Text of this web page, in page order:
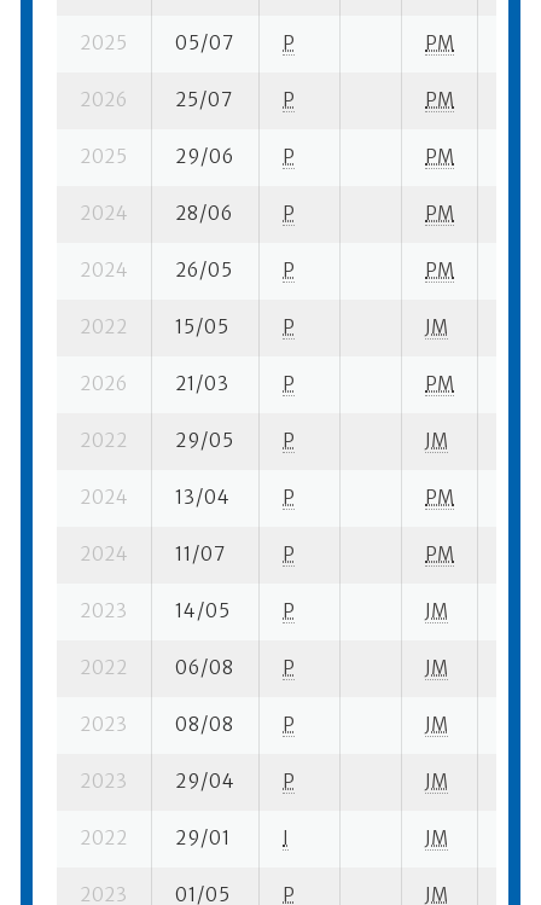
2025 05/07 P PM
2026 25/07 P PM
2025 29/06 P PM
2024 28/06 P PM
2024 26/05 P PM
2022 15/05 P JM
2026 21/03 P PM
2022 29/05 P JM
2024 13/04 P PM
2024 11/07 P PM
2023 14/05 P JM
2022 06/08 P JM
2023 08/08 P JM
2023 29/04 P JM
2022 29/01 I JM
2023 01/05 P JM